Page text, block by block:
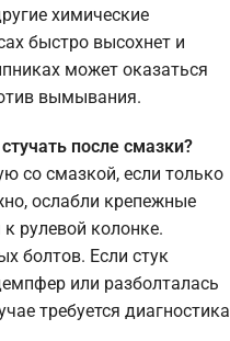
химические
быстро высохнет и
может оказаться
вымывания.
после смазки?
со смазкой, если только
ослабли крепежные
рулевой колонке.
болтов. Если стук
или разболталась
требуется диагностика